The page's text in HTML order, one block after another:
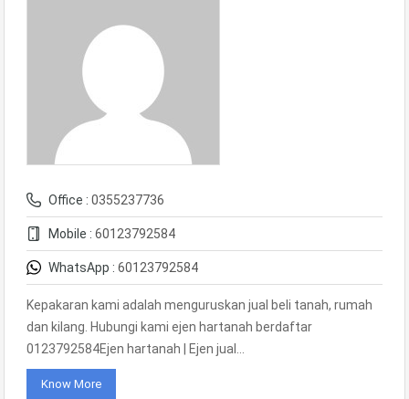
Office : 0355237736
Mobile : 60123792584
WhatsApp : 60123792584
Kepakaran kami adalah menguruskan jual beli tanah, rumah
dan kilang. Hubungi kami ejen hartanah berdaftar
0123792584Ejen hartanah | Ejen jual…
Know More